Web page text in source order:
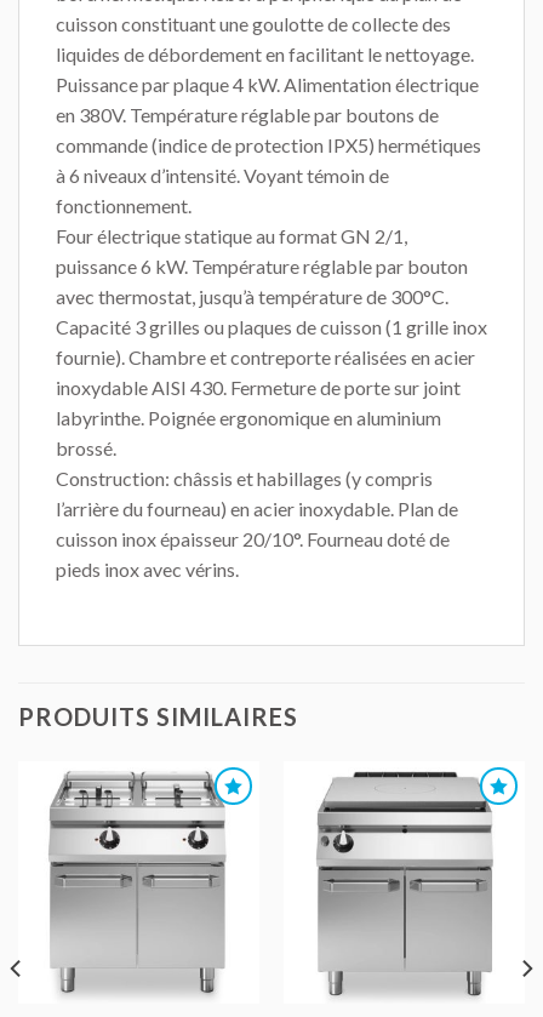
cuisson constituant une goulotte de collecte des
liquides de débordement en facilitant le nettoyage.
Puissance par plaque 4 kW. Alimentation électrique
en 380V. Température réglable par boutons de
commande (indice de protection IPX5) hermétiques
à 6 niveaux d’intensité. Voyant témoin de
fonctionnement.
Four électrique statique au format GN 2/1,
puissance 6 kW. Température réglable par bouton
avec thermostat, jusqu’à température de 300°C.
Capacité 3 grilles ou plaques de cuisson (1 grille inox
fournie). Chambre et contreporte réalisées en acier
inoxydable AISI 430. Fermeture de porte sur joint
labyrinthe. Poignée ergonomique en aluminium
brossé.
Construction: châssis et habillages (y compris
l’arrière du fourneau) en acier inoxydable. Plan de
cuisson inox épaisseur 20/10°. Fourneau doté de
pieds inox avec vérins.
PRODUITS SIMILAIRES
AJOUTER
AU DEVIS